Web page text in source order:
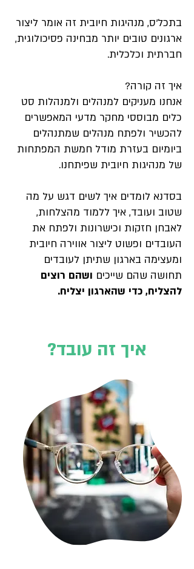
בתכל’ס, מנהיגות חיובית זה אומר ליצור
ארגונים טובים יותר מבחינה פסיכולוגית,
חברתית וכלכלית.
איך זה קורה?
אנחנו מעניקים למנהלים ולמנהלות סט
כלים מבוססי מחקר מדעי המאפשרים
להכשיר ולפתח מנהלים שמתנהלים
ביומיום בעזרת מודל חמשת המפתחות
של מנהיגות חיובית שפיתחנו.
בסדנא לומדים איך לשים דגש על מה
שטוב ועובד, איך ללמוד מהצלחות,
לאבחן חזקות וכישרונות ולפתח את
העובדים ופשוט ליצור אווירה חיובית
ומעצימה בארגון שתיתן לעובדים
תחושה שהם שייכים ושהם רוצים
להצליח, כדי שהארגון יצליח.
איך זה עובד?